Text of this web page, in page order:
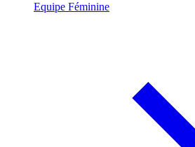
Equipe Féminine